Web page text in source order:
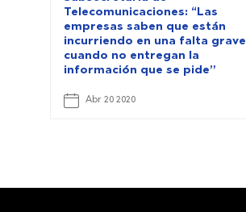
Telecomunicaciones: “Las
empresas saben que están
incurriendo en una falta grave
cuando no entregan la
información que se pide”
Abr 20 2020